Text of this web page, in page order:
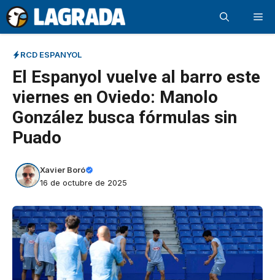
Saltar
al
contenido
RCD ESPANYOL
El Espanyol vuelve al barro este
viernes en Oviedo: Manolo
González busca fórmulas sin
Puado
Xavier Boró
16 de octubre de 2025